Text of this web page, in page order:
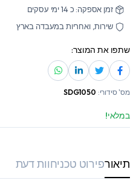
זמן אספקה: כ 14 ימי עסקים
שירות, ואחריות במעבדה בארץ
שתפו את המוצר:
מס' סידורי: SDG1050
במלאי!
תיאורפירוט טכניחוות דעת